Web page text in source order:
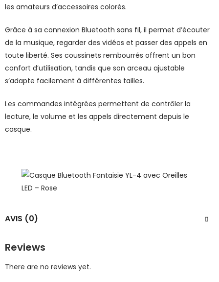
les amateurs d’accessoires colorés.
Grâce à sa connexion Bluetooth sans fil, il permet d’écouter
de la musique, regarder des vidéos et passer des appels en
toute liberté. Ses coussinets rembourrés offrent un bon
confort d’utilisation, tandis que son arceau ajustable
s’adapte facilement à différentes tailles.
Les commandes intégrées permettent de contrôler la
lecture, le volume et les appels directement depuis le
casque.
AVIS (0)
Reviews
There are no reviews yet.